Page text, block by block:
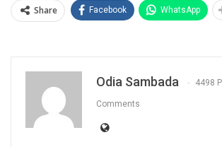
Share Facebook WhatsApp
Odia Sambada 4498
Comments